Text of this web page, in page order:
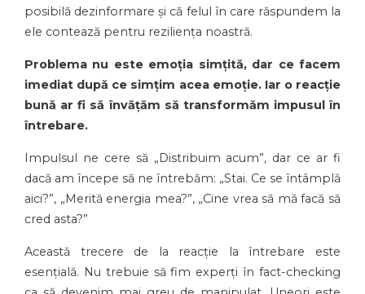
posibilă dezinformare și că felul în care răspundem la
ele contează pentru reziliența noastră.
Problema nu este emoția simțită, dar ce facem
imediat după ce simțim acea emoție. Iar o reacție
bună ar fi să învățăm să transformăm impusul în
întrebare.
Impulsul ne cere să „Distribuim acum”, dar ce ar fi
dacă am începe să ne întrebăm: „Stai. Ce se întâmplă
aici?”, „Merită energia mea?”, „Cine vrea să mă facă să
cred asta?”
Această trecere de la reacție la întrebare este
esențială. Nu trebuie să fim experți în fact-checking